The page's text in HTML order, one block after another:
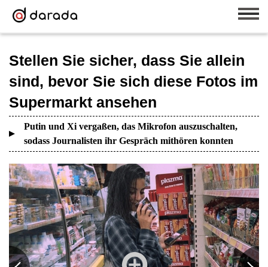
Stellen Sie sicher, dass Sie allein
sind, bevor Sie sich diese Fotos im
Supermarkt ansehen
Putin und Xi vergaßen, das Mikrofon auszuschalten,
sodass Journalisten ihr Gespräch mithören konnten